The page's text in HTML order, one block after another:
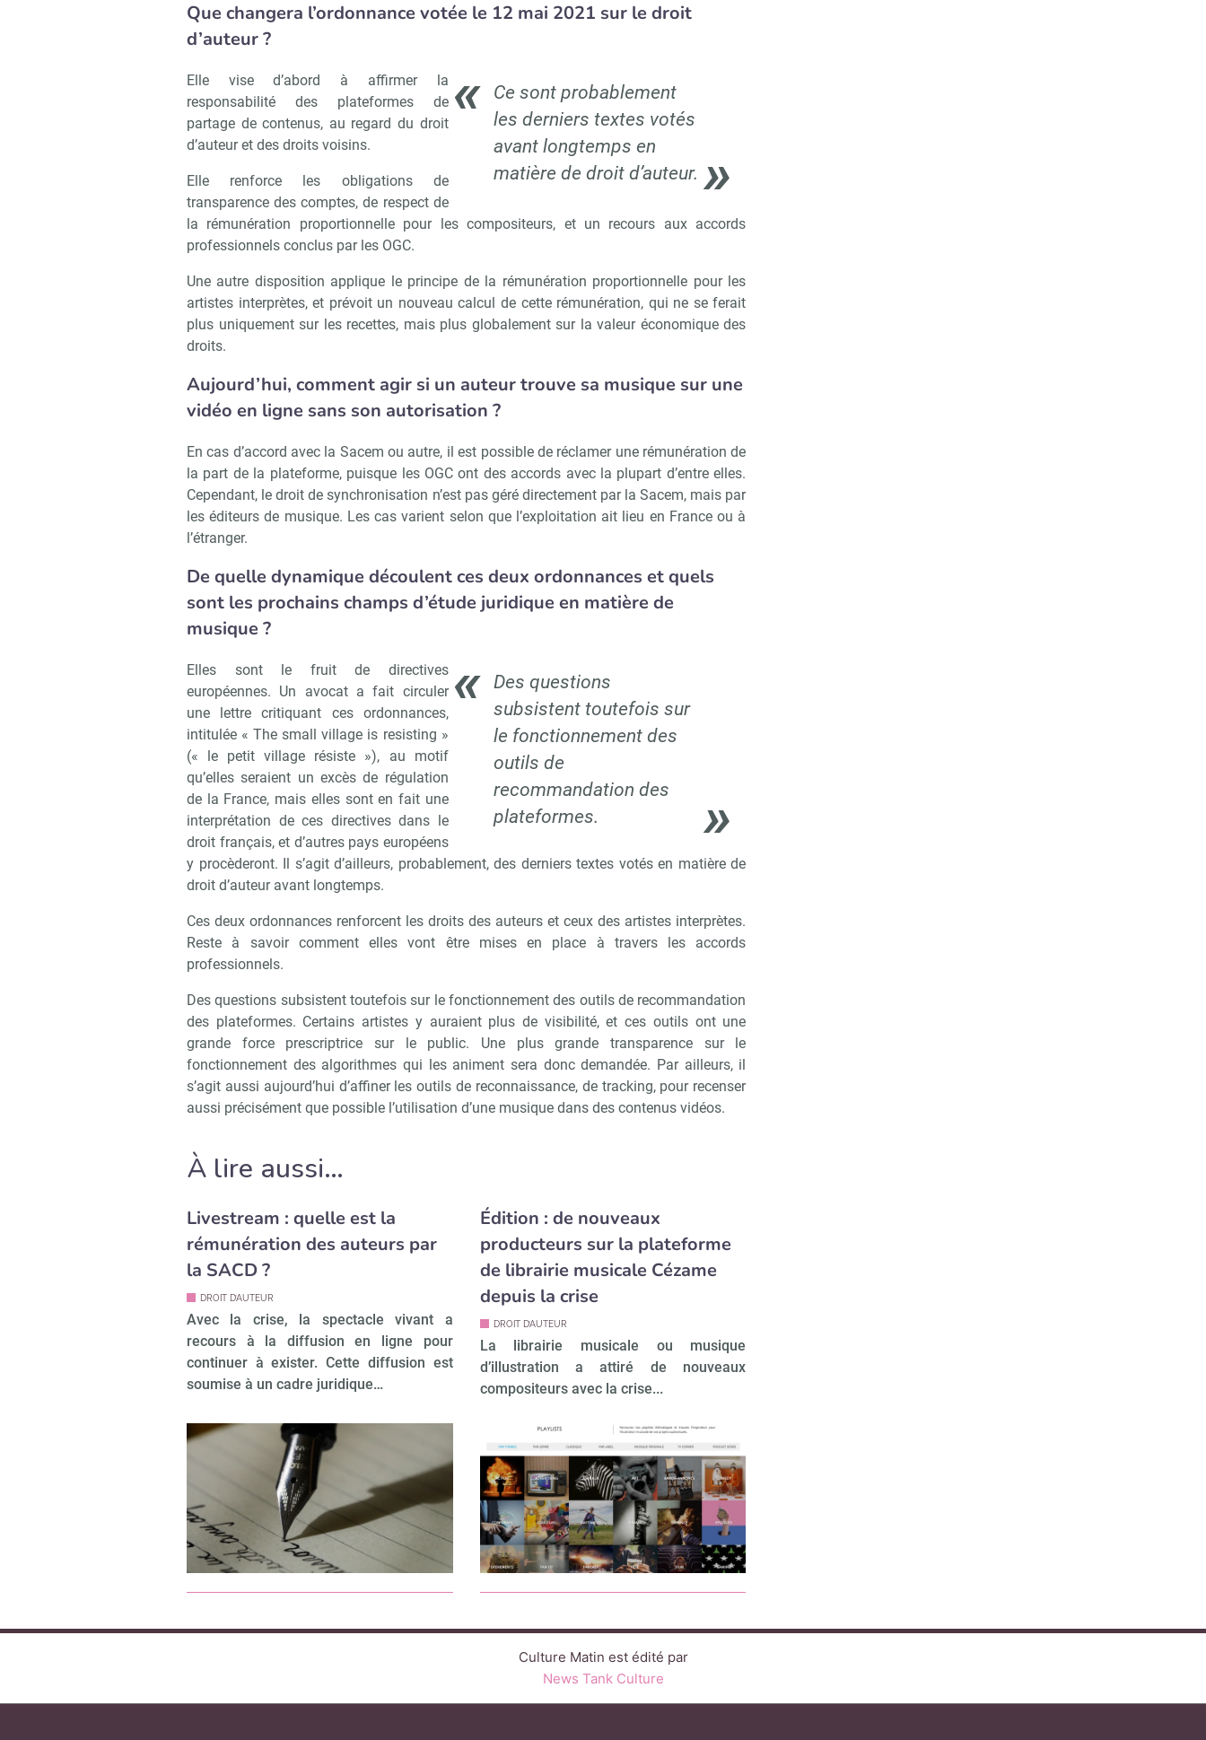
Que changera l’ordonnance votée le 12 mai 2021 sur le droit
d’auteur ?
Ce sont probablement
les derniers textes votés
avant longtemps en
matière de droit d’auteur.
Elle vise d’abord à affirmer la
responsabilité des plateformes de
partage de contenus, au regard du droit
d’auteur et des droits voisins.
Elle renforce les obligations de
transparence des comptes, de respect de
la rémunération proportionnelle pour les compositeurs, et un recours aux accords
professionnels conclus par les OGC.
Une autre disposition applique le principe de la rémunération proportionnelle pour les
artistes interprètes, et prévoit un nouveau calcul de cette rémunération, qui ne se ferait
plus uniquement sur les recettes, mais plus globalement sur la valeur économique des
droits.
Aujourd’hui, comment agir si un auteur trouve sa musique sur une
vidéo en ligne sans son autorisation ?
En cas d’accord avec la Sacem ou autre, il est possible de réclamer une rémunération de
la part de la plateforme, puisque les OGC ont des accords avec la plupart d’entre elles.
Cependant, le droit de synchronisation n’est pas géré directement par la Sacem, mais par
les éditeurs de musique. Les cas varient selon que l’exploitation ait lieu en France ou à
l’étranger.
De quelle dynamique découlent ces deux ordonnances et quels
sont les prochains champs d’étude juridique en matière de
musique ?
Des questions
subsistent toutefois sur
le fonctionnement des
outils de
recommandation des
plateformes.
Elles sont le fruit de directives
européennes. Un avocat a fait circuler
une lettre critiquant ces ordonnances,
intitulée « The small village is resisting »
(« le petit village résiste »), au motif
qu’elles seraient un excès de régulation
de la France, mais elles sont en fait une
interprétation de ces directives dans le
droit français, et d’autres pays européens
y procèderont. Il s’agit d’ailleurs, probablement, des derniers textes votés en matière de
droit d’auteur avant longtemps.
Ces deux ordonnances renforcent les droits des auteurs et ceux des artistes interprètes.
Reste à savoir comment elles vont être mises en place à travers les accords
professionnels.
Des questions subsistent toutefois sur le fonctionnement des outils de recommandation
des plateformes. Certains artistes y auraient plus de visibilité, et ces outils ont une
grande force prescriptrice sur le public. Une plus grande transparence sur le
fonctionnement des algorithmes qui les animent sera donc demandée. Par ailleurs, il
s’agit aussi aujourd’hui d’affiner les outils de reconnaissance, de tracking, pour recenser
aussi précisément que possible l’utilisation d’une musique dans des contenus vidéos.
À lire aussi…
Livestream : quelle est la
rémunération des auteurs par
la SACD ?
DROIT D’AUTEUR
Avec la crise, la spectacle vivant a
recours à la diffusion en ligne pour
continuer à exister. Cette diffusion est
soumise à un cadre juridique…
Édition : de nouveaux
producteurs sur la plateforme
de librairie musicale Cézame
depuis la crise
DROIT D’AUTEUR
La librairie musicale ou musique
d’illustration a attiré de nouveaux
compositeurs avec la crise...
Recevoir Culture Matin Abonnez-vous à notre newsletter
Non merci, je reçois déjà ! Je déciderai plus tard
Culture Matin est édité par
News Tank Culture